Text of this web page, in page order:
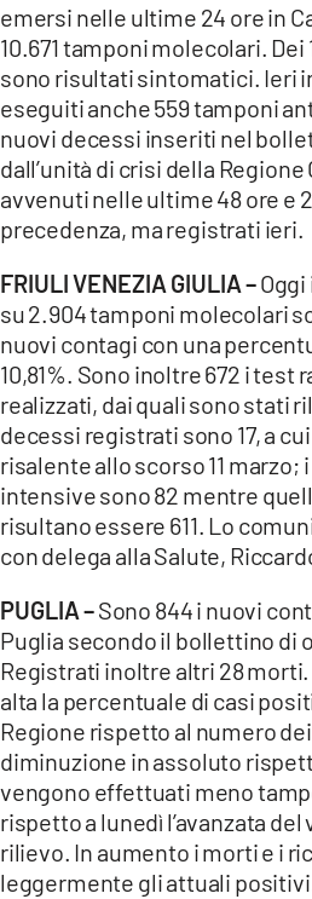
emersi nelle ultime 24 ore in
10.671 tamponi molecolari.
sono risultati sintomatici. Ieri
eseguiti anche 559 tamponi
nuovi decessi inseriti nel
dall’unità di crisi della
avvenuti nelle ultime 48 ore e
precedenza, ma registrati ieri.
FRIULI VENEZIA GIULIA –
su 2.904 tamponi molecolari
nuovi contagi con una
10,81%. Sono inoltre 672 i test
realizzati, dai quali sono stati
decessi registrati sono 17, a
risalente allo scorso 11
intensive sono 82 mentre
risultano essere 611. Lo
con delega alla Salute,
PUGLIA –Sono 844 i nuovi
Puglia secondo il bollettino di
Registrati inoltre altri 28
alta la percentuale di casi
Regione rispetto al numero
diminuzione in assoluto
vengono effettuati meno
rispetto a lunedì l’avanzata del
rilievo. In aumento i morti e i
leggermente gli attuali